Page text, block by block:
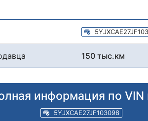
150 тыс.км
информация по VIN
5YJXCAE27JF103098